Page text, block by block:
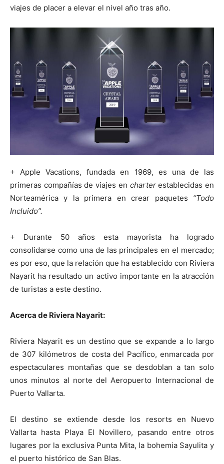
viajes de placer a elevar el nivel año tras año.
+ Apple Vacations, fundada en 1969, es una de las
primeras compañías de viajes en charterestablecidas en
Norteamérica y la primera en crear paquetes “Todo
Incluido”.
+ Durante 50 años esta mayorista ha logrado
consolidarse como una de las principales en el mercado;
es por eso, que la relación que ha establecido con Riviera
Nayarit ha resultado un activo importante en la atracción
de turistas a este destino.
Acerca de Riviera Nayarit:
Riviera Nayarit es un destino que se expande a lo largo
de 307 kilómetros de costa del Pacífico, enmarcada por
espectaculares montañas que se desdoblan a tan solo
unos minutos al norte del Aeropuerto Internacional de
Puerto Vallarta.
El destino se extiende desde los resorts en Nuevo
Vallarta hasta Playa El Novillero, pasando entre otros
lugares por la exclusiva Punta Mita, la bohemia Sayulita y
el puerto histórico de San Blas.